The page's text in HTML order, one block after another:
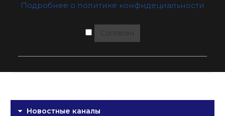
Подробнее о политике конфидециальности
Согласен
Новостные каналы